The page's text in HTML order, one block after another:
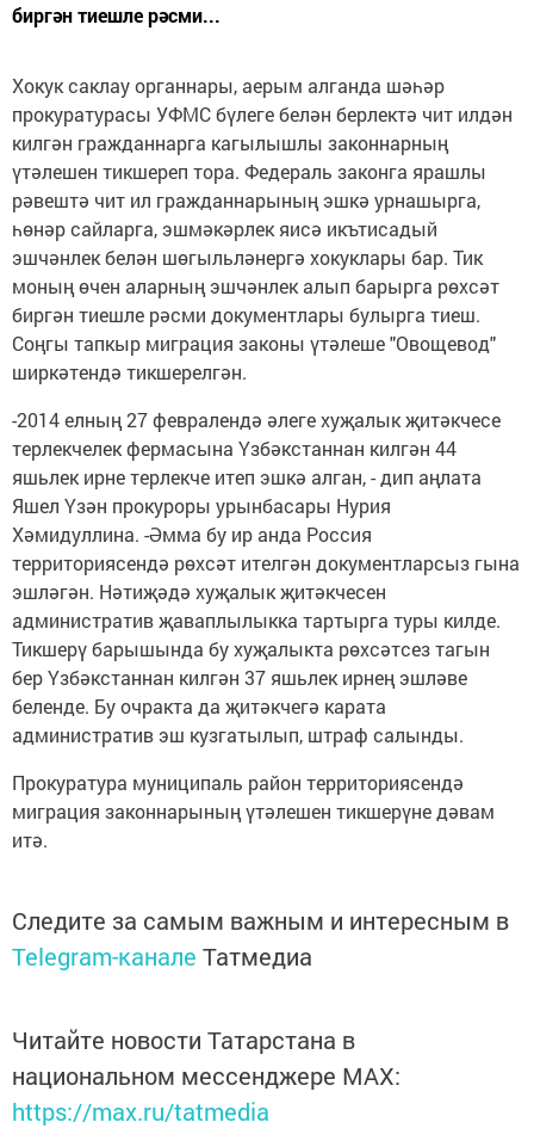
биргән тиешле рәсми...
Хокук саклау органнары, аерым алганда шәһәр
прокуратурасы УФМС бүлеге белән берлектә чит илдән
килгән гражданнарга кагылышлы законнарның
үтәлешен тикшереп тора. Федераль законга ярашлы
рәвештә чит ил гражданнарының эшкә урнашырга,
һөнәр сайларга, эшмәкәрлек яисә икътисадый
эшчәнлек белән шөгыльләнергә хокуклары бар. Тик
моның өчен аларның эшчәнлек алып барырга рөхсәт
биргән тиешле рәсми документлары булырга тиеш.
Соңгы тапкыр миграция законы үтәлеше "Овощевод"
ширкәтендә тикшерелгән.
-2014 елның 27 февралендә әлеге хуҗалык җитәкчесе
терлекчелек фермасына Үзбәкстаннан килгән 44
яшьлек ирне терлекче итеп эшкә алган, - дип аңлата
Яшел Үзән прокуроры урынбасары Нурия
Хәмидуллина. -Әмма бу ир анда Россия
территориясендә рөхсәт ителгән документларсыз гына
эшләгән. Нәтиҗәдә хуҗалык җитәкчесен
административ җаваплылыкка тартырга туры килде.
Тикшерү барышында бу хуҗалыкта рөхсәтсез тагын
бер Үзбәкстаннан килгән 37 яшьлек ирнең эшләве
беленде. Бу очракта да җитәкчегә карата
административ эш кузгатылып, штраф салынды.
Прокуратура муниципаль район территориясендә
миграция законнарының үтәлешен тикшерүне дәвам
итә.
Следите за самым важным и интересным в
Telegram-канале Татмедиа
Читайте новости Татарстана в
национальном мессенджере MАХ:
https://max.ru/tatmedia